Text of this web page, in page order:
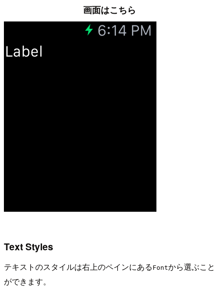
画面はこちら
Text Styles
テキストのスタイルは右上のペインにある Fontから選ぶこと
ができます。